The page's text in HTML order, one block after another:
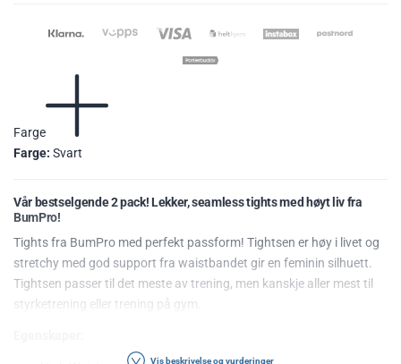
Farge
Farge: Svart
Vår bestselgende 2 pack! Lekker, seamless tights med høyt liv fra
BumPro!
Tights fra BumPro med perfekt passform! Tightsen er høy i livet og
stretchy med god support fra waistbandet gir en feminin silhuett.
Tightsen passer til det meste av trening, men kanskje aller mest til
styrketrening eller trening på gym.
Vis beskrivelse og vurderinger